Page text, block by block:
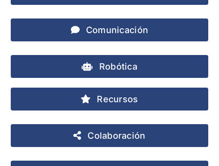
Comunicación
Robótica
Recursos
Colaboración